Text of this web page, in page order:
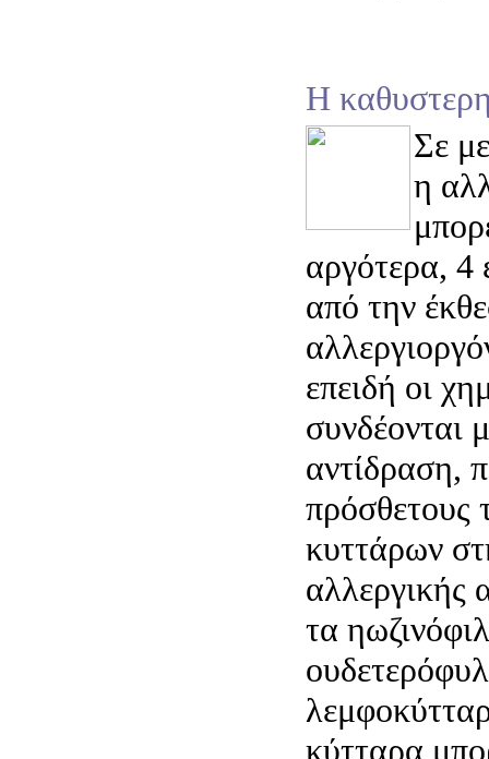
Η
Σε
η
αργότερα, 4
από την
επειδή οι
συνδέονται
αντίδραση,
πρόσθετους
κυττάρων
αλλεργικής
τα
κύτταρα